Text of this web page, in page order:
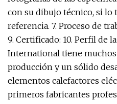
con su dibujo técnico, si lo
referencia. 7. Proceso de
9. Certificado: 10. Perfil de
International tiene
producción y un sólido
elementos calefactores
primeros fabricantes